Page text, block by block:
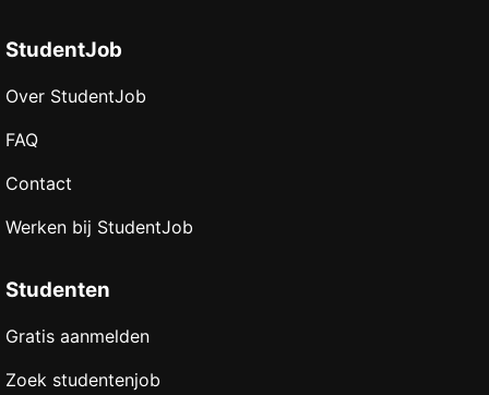
StudentJob
Over StudentJob
FAQ
Contact
Werken bij StudentJob
Studenten
Gratis aanmelden
Zoek studentenjob